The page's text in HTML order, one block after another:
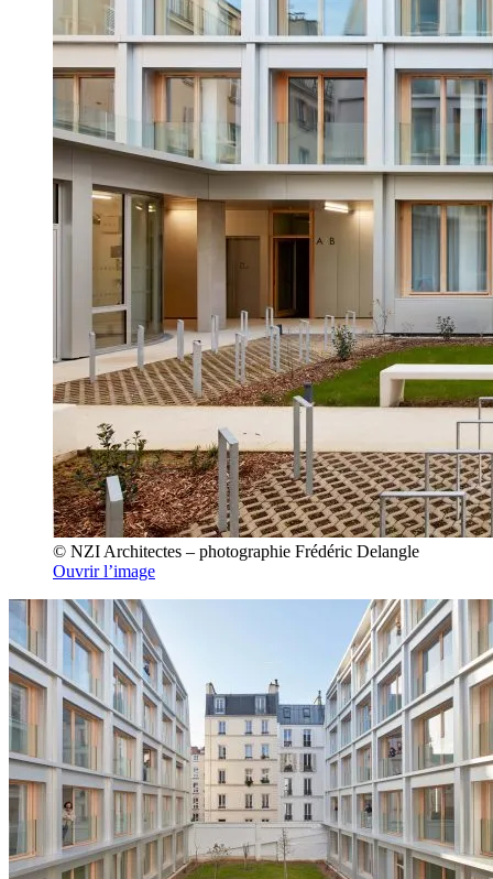
© NZI Architectes – photographie Frédéric Delangle
Ouvrir l’image